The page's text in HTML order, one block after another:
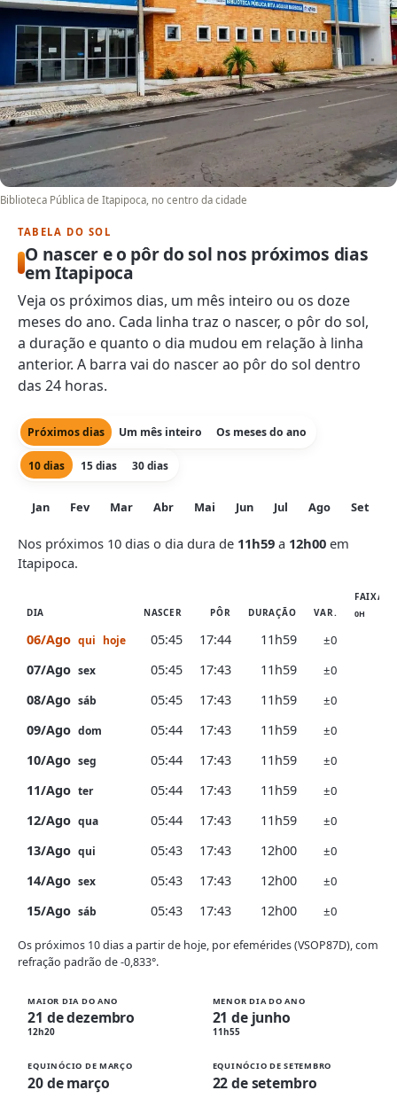
Biblioteca Pública de Itapipoca, no centro da cidade
TABELA DO SOL
O nascer e o pôr do sol nos próximos dias
em Itapipoca
Veja os próximos dias, um mês inteiro ou os doze
meses do ano. Cada linha traz o nascer, o pôr do sol,
a duração e quanto o dia mudou em relação à linha
anterior. A barra vai do nascer ao pôr do sol dentro
das 24 horas.
Próximos dias Um mês inteiro Os meses do ano
10 dias 15 dias 30 dias
Jan Fev Mar Abr Mai Jun Jul Ago Set
Nos próximos 10 dias o dia dura de 11h59 a 12h00 em
Itapipoca.
DIA NASCER PÔR DURAÇÃO VAR.
FAIXA
0H
06/Ago qui hoje 05:45 17:44 11h59 ±0
07/Ago sex 05:45 17:43 11h59 ±0
08/Ago sáb 05:45 17:43 11h59 ±0
09/Ago dom 05:44 17:43 11h59 ±0
10/Ago seg 05:44 17:43 11h59 ±0
11/Ago ter 05:44 17:43 11h59 ±0
12/Ago qua 05:44 17:43 11h59 ±0
13/Ago qui 05:43 17:43 12h00 ±0
14/Ago sex 05:43 17:43 12h00 ±0
15/Ago sáb 05:43 17:43 12h00 ±0
Os próximos 10 dias a partir de hoje, por efemérides (VSOP87D), com
refração padrão de -0,833°.
MAIOR DIA DO ANO
21 de dezembro
12h20
MENOR DIA DO ANO
21 de junho
11h55
EQUINÓCIO DE MARÇO
20 de março
EQUINÓCIO DE SETEMBRO
22 de setembro